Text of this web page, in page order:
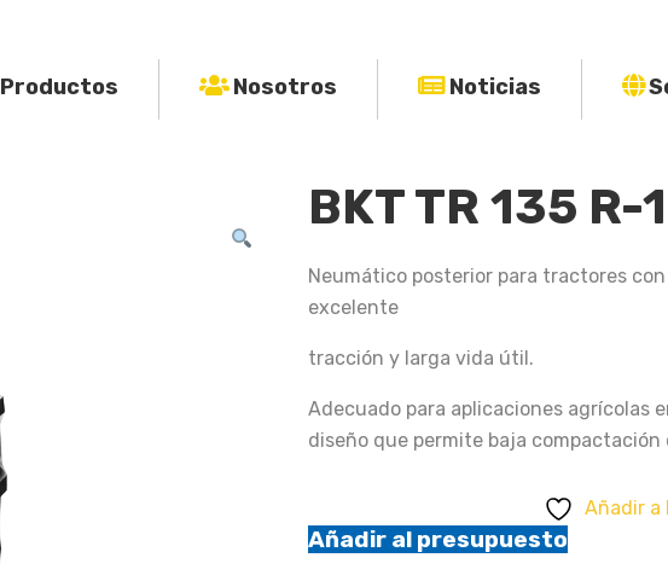
Productos Nosotros Noticias
BKT TR 135 R-1
Neumático posterior para tractores
excelente
tracción y larga vida útil.
Adecuado para aplicaciones agrícolas
diseño que permite baja compactación
Añadir a
Añadir al presupuesto